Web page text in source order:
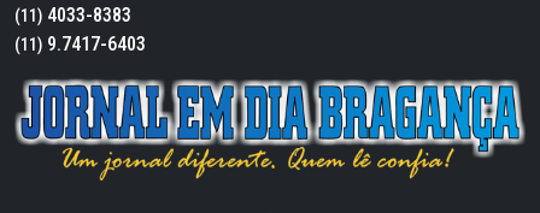
(11) 4033-8383
(11) 9.7417-6403